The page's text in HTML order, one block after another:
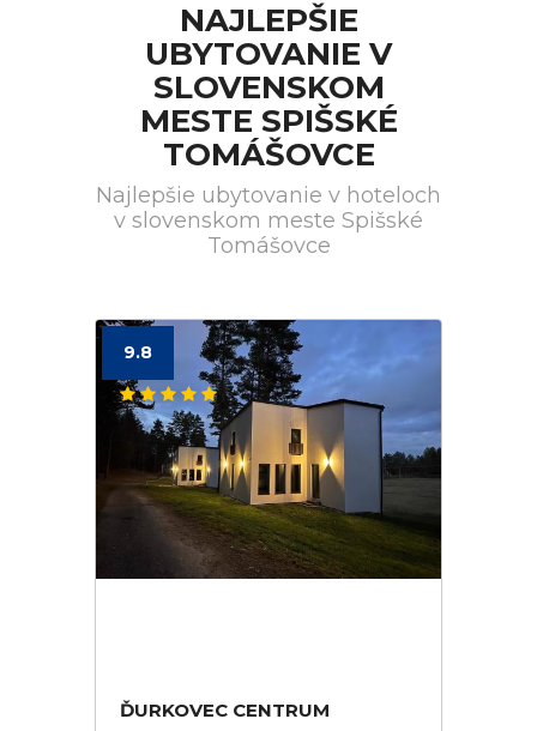
NAJLEPŠIE
UBYTOVANIE V
SLOVENSKOM
MESTE SPIŠSKÉ
TOMÁŠOVCE
Najlepšie ubytovanie v hoteloch
v slovenskom meste Spišské
Tomášovce
9.8
ĎURKOVEC CENTRUM